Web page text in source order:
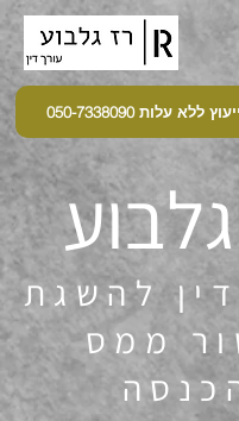
ללא עלות 050-7338090
להשגת
ממס